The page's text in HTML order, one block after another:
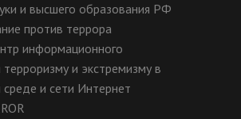
и высшего образования РФ
против террора
информационного
и экстремизму в
и сети Интернет